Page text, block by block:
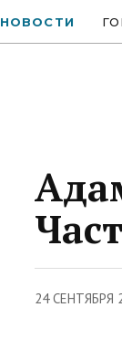
НОВОСТИ
24 СЕНТЯБРЯ